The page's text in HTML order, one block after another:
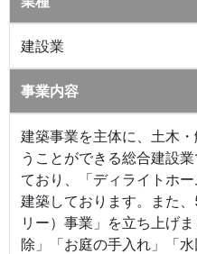
建設業
事業内容
建築事業を主体に、土木
うことができる総合建設
ており、「ディライトホ
建築しております。また
リー）事業」を立ち上げ
除」「お庭の手入れ」「